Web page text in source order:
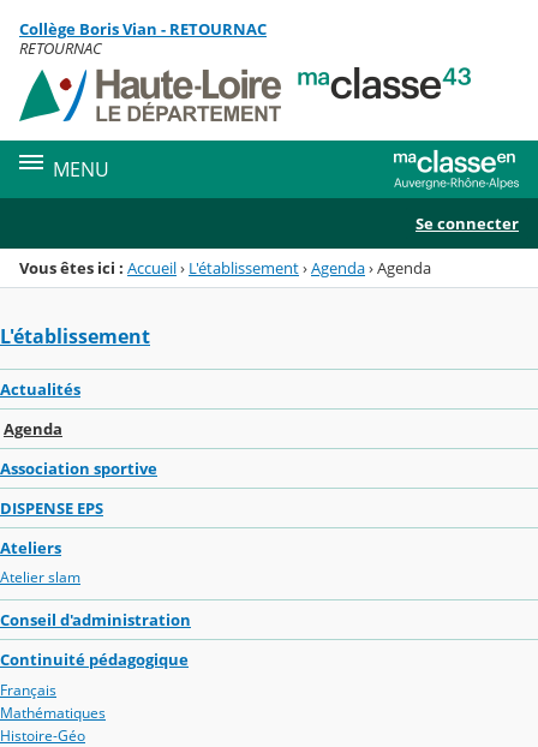
Menu de la rubrique
Contenu
Collège Boris Vian - RETOURNAC
RETOURNAC
MENU
Se connecter
Vous êtes ici : Accueil› L'établissement›Agenda›Agenda
L'établissement
Actualités
Agenda
Association sportive
DISPENSE EPS
Ateliers
Atelier slam
Conseil d'administration
Continuité pédagogique
Français
Mathématiques
Histoire-Géo